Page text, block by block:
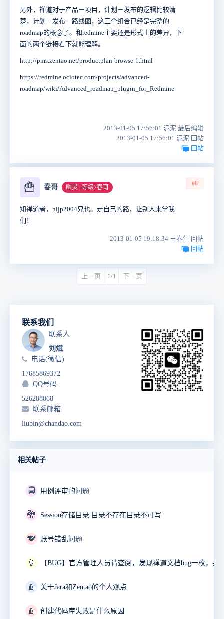
另外，禅道对于产品－项目，计划－发布的逻辑比较清
楚，计划－发布－路线图，这三个组合已经是完整的
roadmap的概念了。和redmine主要还是形式上的差异，下
面的两个链接看下就能理解。
http://pms.zentao.net/productplan-browse-1.html
https://redmine.ociotec.com/projects/advanced-
roadmap/wiki/Advanced_roadmap_plugin_for_Redmine
2013-01-05 17:56:01 泥泥 最后编辑
2013-01-05 17:56:01 泥泥 回帖
回帖
🍟 春哥 幽灵 | 等级7春哥
#8
知禅道者，nijp2004兄也。走自己的路，让别人来学我
们！
2013-01-05 19:18:34 王春生 回帖
回帖
上一页 1/1 下一页
联系我们
联系人
刘斌
电话(微信)
17685869372
QQ号码
526288068
联系邮箱
liubin@chandao.com
相关帖子
🚍 用例评审的问题
🐉 Session存储目录 目录不存在目录不可写
🐨 账号错乱问题
🍦
🍐 关于Jara和Zentao的个人观点
🍐 创建代码库失败是什么原因